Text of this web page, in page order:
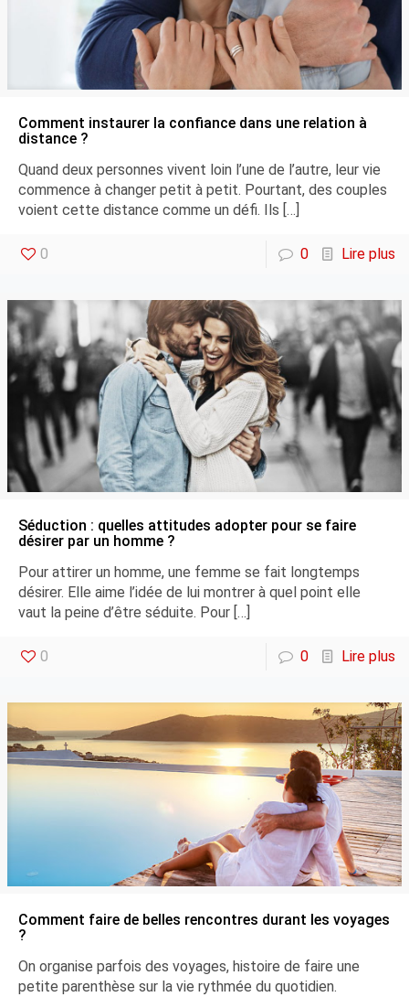
Comment instaurer la confiance dans une relation à
distance ?
Quand deux personnes vivent loin l’une de l’autre, leur vie
commence à changer petit à petit. Pourtant, des couples
voient cette distance comme un défi. Ils […]
0 0 Lire plus
Séduction : quelles attitudes adopter pour se faire
désirer par un homme ?
Pour attirer un homme, une femme se fait longtemps
désirer. Elle aime l’idée de lui montrer à quel point elle
vaut la peine d’être séduite. Pour […]
0 0 Lire plus
Comment faire de belles rencontres durant les voyages
?
On organise parfois des voyages, histoire de faire une
petite parenthèse sur la vie rythmée du quotidien.